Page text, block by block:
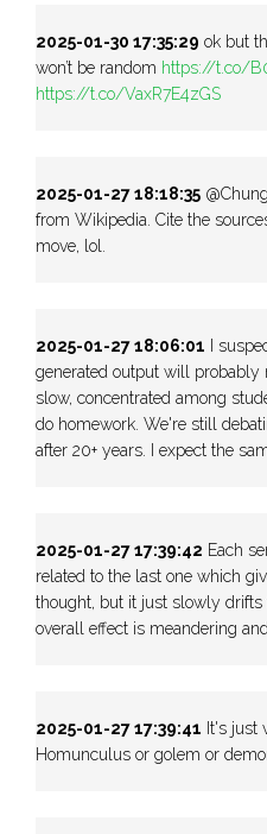
2025-01-30 17:35:29 ok but
won’t be random https://t.co/
https://t.co/VaxR7E4zGS
2025-01-27 18:18:35
from Wikipedia. Cite the
move, lol.
2025-01-27 18:06:01 I
generated output will
slow, concentrated among
do homework. We're still
after 20+ years. I expect the
2025-01-27 17:39:42 Each
related to the last one which
thought, but it just slowly drifts
overall effect is meandering
2025-01-27 17:39:41 It's just
Homunculus or golem or